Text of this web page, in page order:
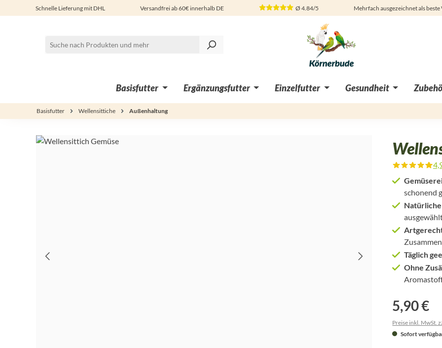
Hauptinhalt springen
Zur Suche springen
Zur Hauptnavigation springen
Schnelle Lieferung mit DHL Versandfrei ab 60€ innerhalb DE Ø 4.84/5 Mehrfach ausgezeichnet als
Basisfutter Ergänzungsfutter Einzelfutter Gesundheit
Basisfutter Wellensittiche Außenhaltung
Bildergalerie überspringen
Durchschnittliche Bewertung
schonend
Täglich
Ohne
5,90 €
Preise inkl. MwSt.
Sofort